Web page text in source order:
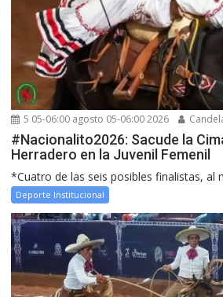
5 05-06:00 agosto 05-06:00 2026
#Nacionalito2026: Sacude la
Herradero en la Juvenil Femenil
*Cuatro de las seis posibles finalistas, al
Deporte Institucional